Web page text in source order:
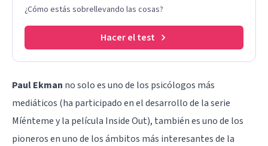
¿Cómo estás sobrellevando las cosas?
Hacer el test
Paul Ekman no solo es uno de los psicólogos más
mediáticos (ha participado en el desarrollo de la serie
Míéntemey la película Inside Out), también es uno de los
pioneros en uno de los ámbitos más interesantes de la